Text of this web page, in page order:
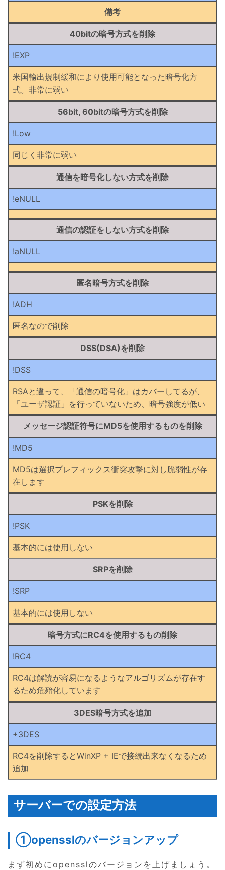
備考
40bitの暗号方式を削除
!EXP
米国輸出規制緩和により使用可能となった暗号化方
式。非常に弱い
56bit, 60bitの暗号方式を削除
!Low
同じく非常に弱い
通信を暗号化しない方式を削除
!eNULL
通信の認証をしない方式を削除
!aNULL
匿名暗号方式を削除
!ADH
匿名なので削除
DSS(DSA)を削除
!DSS
RSAと違って、「通信の暗号化」はカバーしてるが、
「ユーザ認証」を行っていないため、暗号強度が低い
メッセージ認証符号にMD5を使用するものを削除
!MD5
MD5は選択プレフィックス衝突攻撃に対し脆弱性が存
在します
PSKを削除
!PSK
基本的には使用しない
SRPを削除
!SRP
基本的には使用しない
暗号方式にRC4を使用するもの削除
!RC4
RC4は解読が容易になるようなアルゴリズムが存在す
るため危殆化しています
3DES暗号方式を追加
+3DES
RC4を削除するとWinXP + IEで接続出来なくなるため
追加
サーバーでの設定方法
①opensslのバージョンアップ
まず初めにopensslのバージョンを上げましょう。